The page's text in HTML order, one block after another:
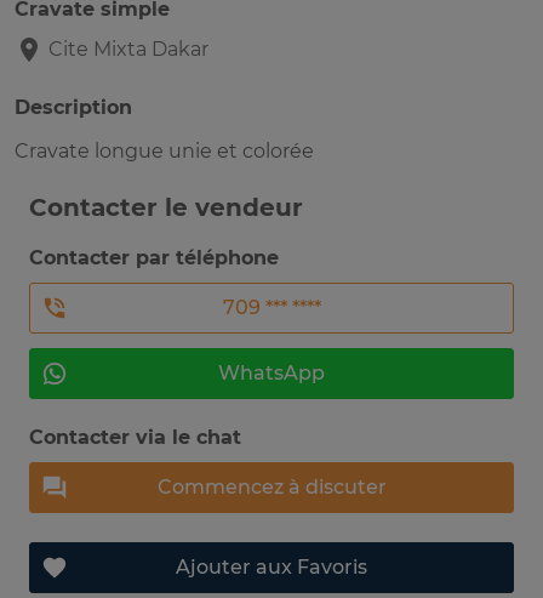
Cravate simple
Cite Mixta Dakar
Description
Cravate longue unie et colorée
Contacter le vendeur
Contacter par téléphone
709 *** ****
WhatsApp
Contacter via le chat
Commencez à discuter
Ajouter aux Favoris